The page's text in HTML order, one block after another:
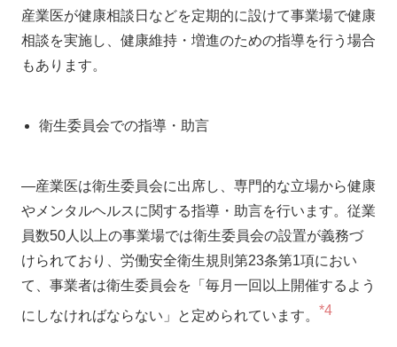
産業医が健康相談日などを定期的に設けて事業場で健康
相談を実施し、健康維持・増進のための指導を行う場合
もあります。
衛生委員会での指導・助言
―産業医は衛生委員会に出席し、専門的な立場から健康
やメンタルヘルスに関する指導・助言を行います。従業
員数50人以上の事業場では衛生委員会の設置が義務づ
けられており、労働安全衛生規則第23条第1項におい
て、事業者は衛生委員会を「毎月一回以上開催するよう
にしなければならない」と定められています。 *4